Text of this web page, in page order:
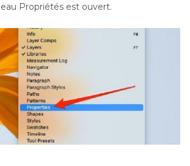
Propriétés est ouvert.